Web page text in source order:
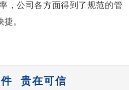
，公司各方面得到了规范的管
。
贵在可信